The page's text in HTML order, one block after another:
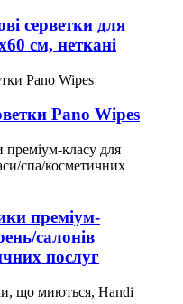
серветки для
см, неткані
Pano Wipes
преміум-
салонів
послуг